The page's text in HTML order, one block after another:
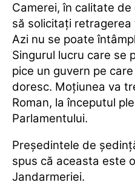
Camerei, în calitate
să solicitaţi
Azi nu se poate
Singurul lucru care se
pice un guvern pe
doresc. Moţiunea va
Roman, la începutul
Parlamentului.
Preşedintele de
spus că aceasta este
Jandarmeriei.